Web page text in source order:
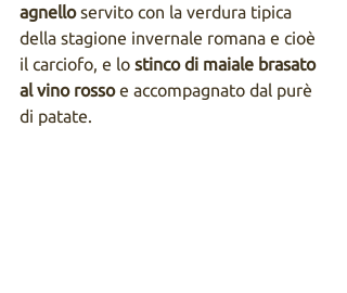
agnello servito con la verdura tipica
della stagione invernale romana e cioè
il carciofo, e lo stinco di maiale brasato
al vino rosso e accompagnato dal purè
di patate.